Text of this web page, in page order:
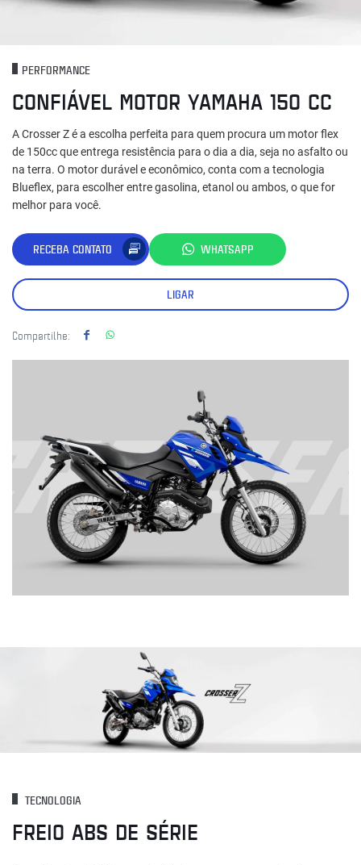
PERFORMANCE
CONFIÁVEL MOTOR YAMAHA 150 CC
A Crosser Z é a escolha perfeita para quem procura um motor flex
de 150cc que entrega resistência para o dia a dia, seja no asfalto ou
na terra. O motor durável e econômico, conta com a tecnologia
Blueflex, para escolher entre gasolina, etanol ou ambos, o que for
melhor para você.
RECEBA CONTATO WHATSAPP
LIGAR
Compartilhe:
TECNOLOGIA
FREIO ABS DE SÉRIE